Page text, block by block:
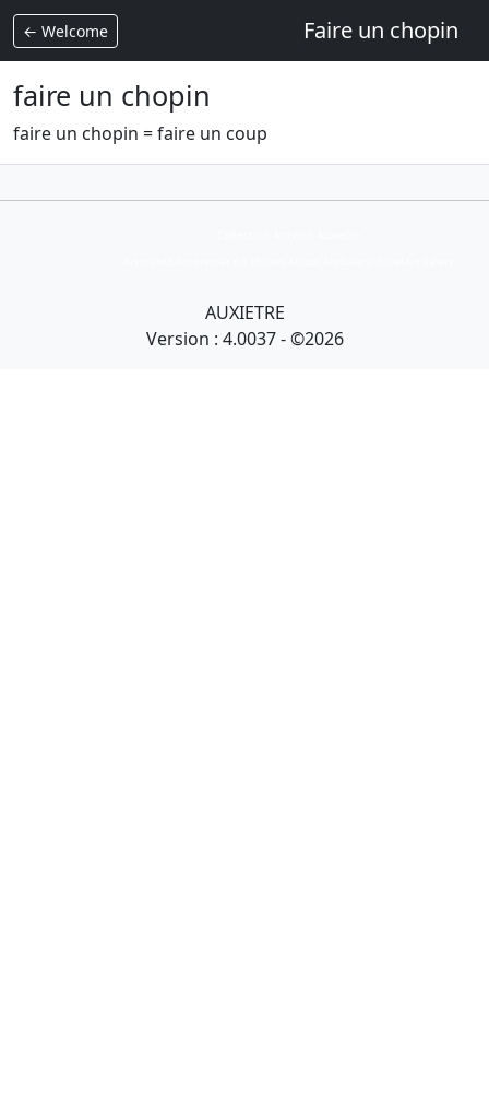
← Welcome Faire un chopin
faire un chopin
faire un chopin = faire un coup
AUXIETRE
Version : 4.0037 - ©2026